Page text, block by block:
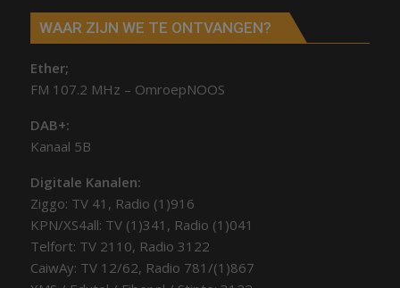
WAAR ZIJN WE TE ONTVANGEN?
Ether;
FM 107.2 MHz – OmroepNOOS
DAB+:
Kanaal 5B
Digitale Kanalen:
Ziggo: TV 41, Radio (1)916
KPN/XS4all: TV (1)341, Radio (1)041
Telfort: TV 2110, Radio 3122
CaiwAy: TV 12/62, Radio 781/(1)867